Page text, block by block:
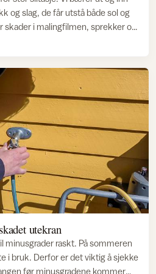
og slag, de får utstå både sol og
skader i malingfilmen, sprekker og
utekran
minusgrader raskt. På sommeren
i bruk. Derfor er det viktig å sjekke
før minusgradene kommer